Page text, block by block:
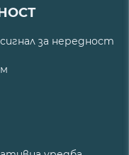
за нередност